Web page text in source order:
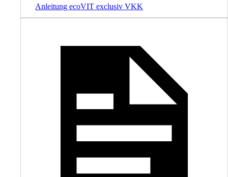
Anleitung ecoVIT exclusiv VKK